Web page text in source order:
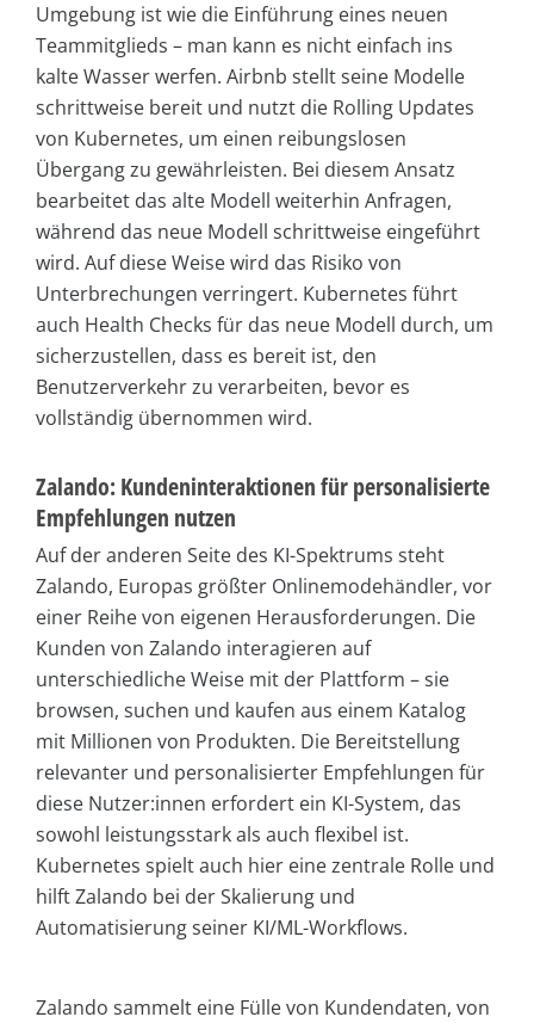
Umgebung ist wie die Einführung eines neuen
Teammitglieds – man kann es nicht einfach ins
kalte Wasser werfen. Airbnb stellt seine Modelle
schrittweise bereit und nutzt die Rolling Updates
von Kubernetes, um einen reibungslosen
Übergang zu gewährleisten. Bei diesem Ansatz
bearbeitet das alte Modell weiterhin Anfragen,
während das neue Modell schrittweise eingeführt
wird. Auf diese Weise wird das Risiko von
Unterbrechungen verringert. Kubernetes führt
auch Health Checks für das neue Modell durch, um
sicherzustellen, dass es bereit ist, den
Benutzerverkehr zu verarbeiten, bevor es
vollständig übernommen wird.
Zalando: Kundeninteraktionen für personalisierte
Empfehlungen nutzen
Auf der anderen Seite des KI-Spektrums steht
Zalando, Europas größter Onlinemodehändler, vor
einer Reihe von eigenen Herausforderungen. Die
Kunden von Zalando interagieren auf
unterschiedliche Weise mit der Plattform – sie
browsen, suchen und kaufen aus einem Katalog
mit Millionen von Produkten. Die Bereitstellung
relevanter und personalisierter Empfehlungen für
diese Nutzer:innen erfordert ein KI-System, das
sowohl leistungsstark als auch flexibel ist.
Kubernetes spielt auch hier eine zentrale Rolle und
hilft Zalando bei der Skalierung und
Automatisierung seiner KI/ML-Workflows.
Zalando sammelt eine Fülle von Kundendaten, von